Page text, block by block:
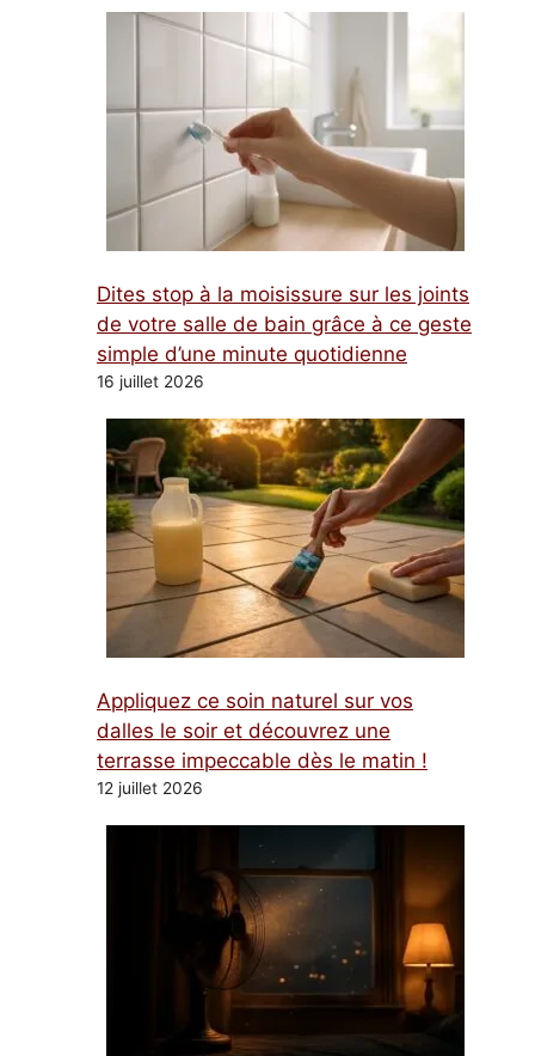
Dites stop à la moisissure sur les joints
de votre salle de bain grâce à ce geste
simple d’une minute quotidienne
16 juillet 2026
Appliquez ce soin naturel sur vos
dalles le soir et découvrez une
terrasse impeccable dès le matin !
12 juillet 2026